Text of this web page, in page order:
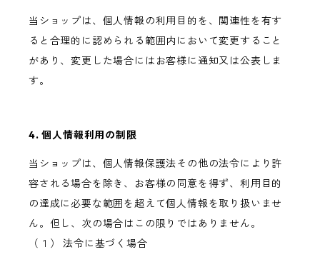
当ショップは、個人情報の利用目的を、関連性を有す
ると合理的に認められる範囲内において変更すること
があり、変更した場合にはお客様に通知又は公表しま
す。
4. 個人情報利用の制限
当ショップは、個人情報保護法その他の法令により許
容される場合を除き、お客様の同意を得ず、利用目的
の達成に必要な範囲を超えて個人情報を取り扱いませ
ん。但し、次の場合はこの限りではありません。
（１） 法令に基づく場合